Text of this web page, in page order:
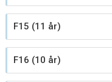
F15 (11 år)
F16 (10 år)